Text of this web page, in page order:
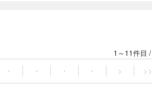
1～11件目 /
・ ・ ・ ・ > >>